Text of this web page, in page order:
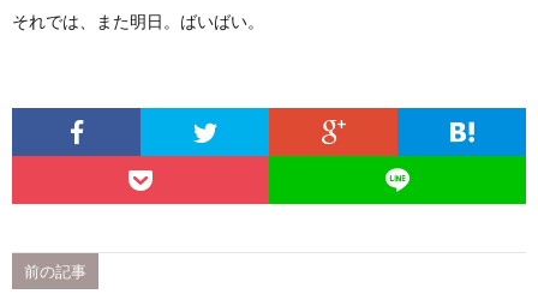
それでは、また明日。ばいばい。
前の記事